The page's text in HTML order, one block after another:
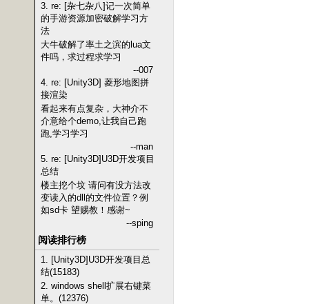
3. re: [杂七杂八]记一次简单
的手游资源加密破解学习方
法
大牛破解了率土之滨的lua文
件吗，求过程求学习
--007
4. re: [Unity3D] 菱形地图拼
接渲染
看起来有点复杂，大神介不
介意给个demo,让我自己跑
跑,学习学习
--man
5. re: [Unity3D]U3D开发项目
总结
楼主挖个坟 请问有没方法改
变读入的dll的文件位置？例
如sd卡 望赐教！感谢~
--sping
阅读排行榜
1. [Unity3D]U3D开发项目总
结(15183)
2. windows shell扩展右键菜
单。(12376)